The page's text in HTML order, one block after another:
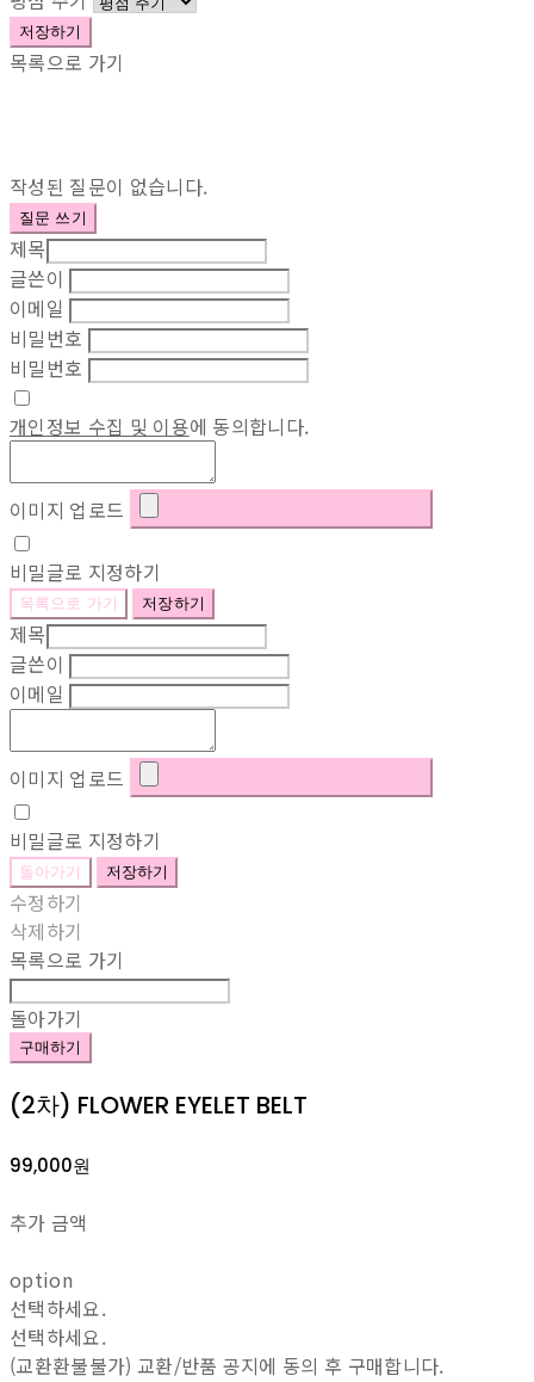
저장하기
목록으로 가기
작성된 질문이 없습니다.
질문 쓰기
제목
글쓴이
이메일
비밀번호
비밀번호
개인정보 수집 및 이용에 동의합니다.
이미지 업로드
비밀글로 지정하기
목록으로 가기 저장하기
제목
글쓴이
이메일
이미지 업로드
비밀글로 지정하기
돌아가기 저장하기
수정하기
삭제하기
목록으로 가기
돌아가기
구매하기
(2차) FLOWER EYELET BELT
99,000원
추가 금액
option
선택하세요.
선택하세요.
(교환환불불가) 교환/반품 공지에 동의 후 구매합니다.